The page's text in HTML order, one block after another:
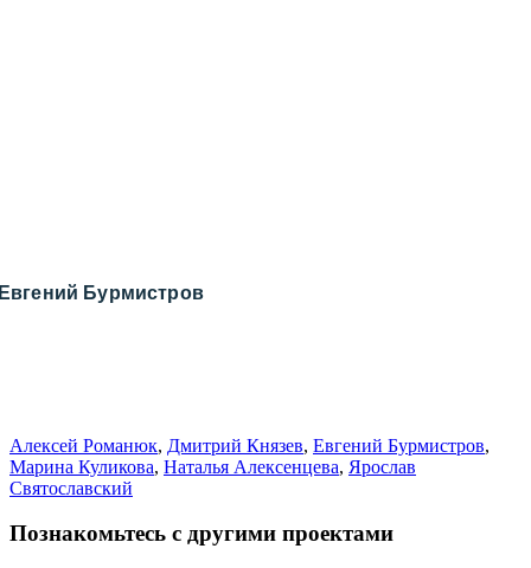
Бурмистров
Алексей Романюк, Дмитрий Князев, Евгений Бурмистров,
Марина Куликова, Наталья Алексенцева, Ярослав
Святославский
Познакомьтесь с другими проектами